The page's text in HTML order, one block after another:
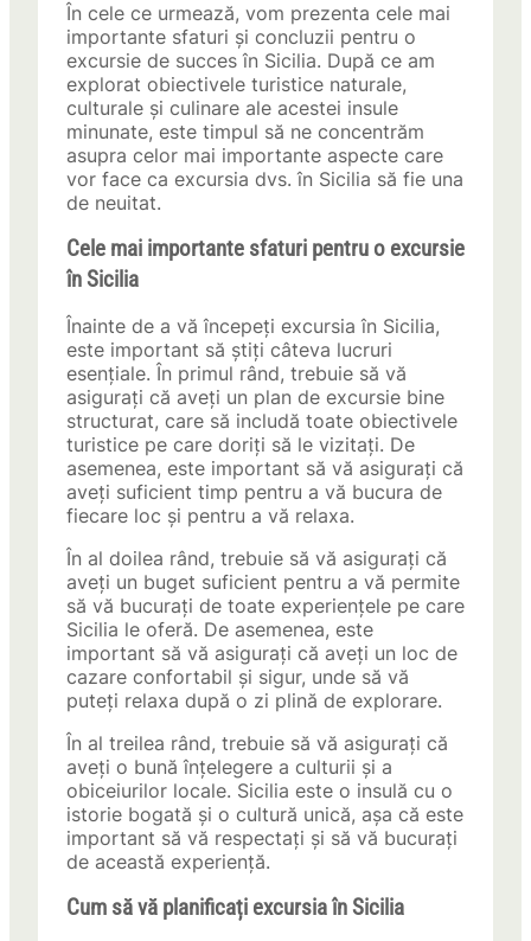
În cele ce urmează, vom prezenta cele mai
importante sfaturi și concluzii pentru o
excursie de succes în Sicilia. După ce am
explorat obiectivele turistice naturale,
culturale și culinare ale acestei insule
minunate, este timpul să ne concentrăm
asupra celor mai importante aspecte care
vor face ca excursia dvs. în Sicilia să fie una
de neuitat.
Cele mai importante sfaturi pentru o excursie
în Sicilia
Înainte de a vă începeți excursia în Sicilia,
este important să știți câteva lucruri
esențiale. În primul rând, trebuie să vă
asigurați că aveți un plan de excursie bine
structurat, care să includă toate obiectivele
turistice pe care doriți să le vizitați. De
asemenea, este important să vă asigurați că
aveți suficient timp pentru a vă bucura de
fiecare loc și pentru a vă relaxa.
În al doilea rând, trebuie să vă asigurați că
aveți un buget suficient pentru a vă permite
să vă bucurați de toate experiențele pe care
Sicilia le oferă. De asemenea, este
important să vă asigurați că aveți un loc de
cazare confortabil și sigur, unde să vă
puteți relaxa după o zi plină de explorare.
În al treilea rând, trebuie să vă asigurați că
aveți o bună înțelegere a culturii și a
obiceiurilor locale. Sicilia este o insulă cu o
istorie bogată și o cultură unică, așa că este
important să vă respectați și să vă bucurați
de această experiență.
Cum să vă planificați excursia în Sicilia